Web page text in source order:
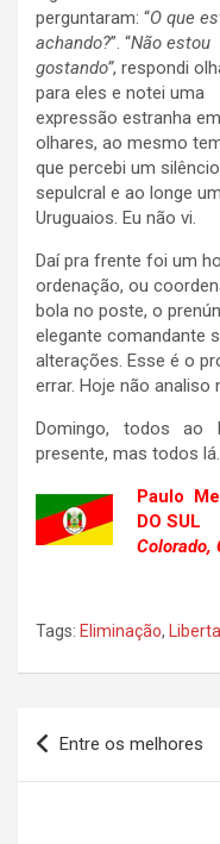
perguntaram: “O que
achando?”. “Não estou
gostando”, respondi
para eles e notei uma
expressão estranha
olhares, ao mesmo
que percebi um silêncio
sepulcral e ao longe
Uruguaios. Eu não vi.
Daí pra frente foi um
ordenação, ou
bola no poste, o
elegante comandante
alterações. Esse é o
errar. Hoje não analiso
Domingo, todos ao
presente, mas todos
Paulo
DO SUL
Colorado,
Tags: Eliminação,
Navegação
de
Entre os melhores